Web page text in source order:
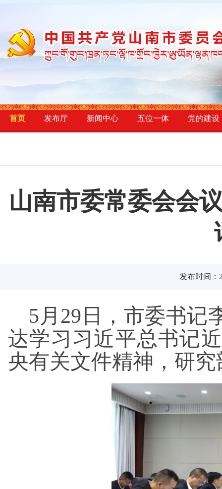
首页 发布厅 新闻中心 五位一体 党的建设
山南市委常委会会
发布时间：
5月29日，市委书记
达学习习近平总书记
央有关文件精神，研